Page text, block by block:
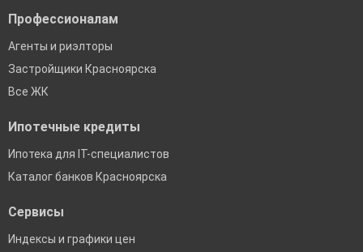
Профессионалам
Агенты и риэлторы
Застройщики Красноярска
Все ЖК
Ипотечные кредиты
Ипотека для IT-специалистов
Каталог банков Красноярска
Сервисы
Индексы и графики цен